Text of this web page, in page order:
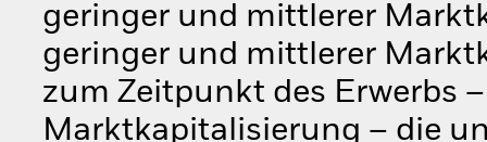
geringer und mittlerer
geringer und mittlerer
zum Zeitpunkt des Erwerbs
Marktkapitalisierung – die